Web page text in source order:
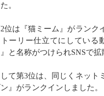
。
位は『猫ミーム』がランク
トーリー仕立てにしている
』と名称がつけられSNSで
て第3位は、同じくネット
』がランクインしました。